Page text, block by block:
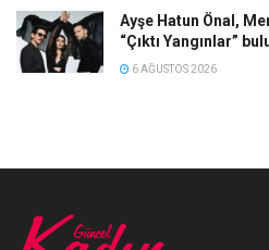
Ayşe Hatun Önal,
“Çıktı Yangınlar”
6 AĞUSTOS 2026